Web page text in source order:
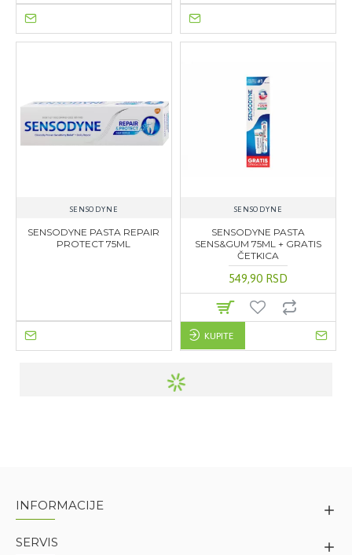
SENSODYNE
SENSODYNE PASTA REPAIR
PROTECT 75ML
SENSODYNE
SENSODYNE PASTA
SENS&GUM 75ML + GRATIS
ČETKICA
549,90 RSD
KUPITE
INFORMACIJE
SERVIS